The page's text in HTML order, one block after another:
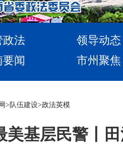
政法
领导动态
闻
市州聚焦
> 队伍建设>政法英模
美基层民警丨